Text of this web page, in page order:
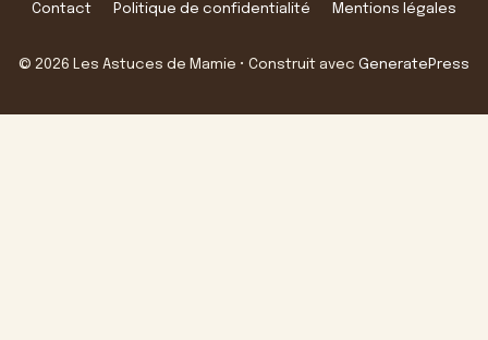
Contact Politique de confidentialité Mentions légales
© 2026 Les Astuces de Mamie • Construit avec GeneratePress